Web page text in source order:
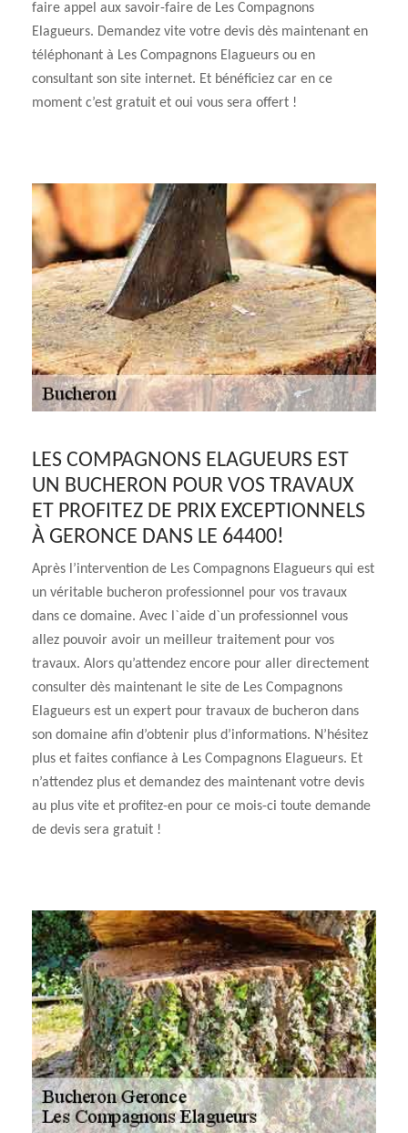
faire appel aux savoir-faire de Les Compagnons
Elagueurs. Demandez vite votre devis dès maintenant en
téléphonant à Les Compagnons Elagueurs ou en
consultant son site internet. Et bénéficiez car en ce
moment c’est gratuit et oui vous sera offert !
LES COMPAGNONS ELAGUEURS EST
UN BUCHERON POUR VOS TRAVAUX
ET PROFITEZ DE PRIX EXCEPTIONNELS
À GERONCE DANS LE 64400!
Après l’intervention de Les Compagnons Elagueurs qui est
un véritable bucheron professionnel pour vos travaux
dans ce domaine. Avec l`aide d`un professionnel vous
allez pouvoir avoir un meilleur traitement pour vos
travaux. Alors qu’attendez encore pour aller directement
consulter dès maintenant le site de Les Compagnons
Elagueurs est un expert pour travaux de bucheron dans
son domaine afin d’obtenir plus d’informations. N’hésitez
plus et faites confiance à Les Compagnons Elagueurs. Et
n’attendez plus et demandez des maintenant votre devis
au plus vite et profitez-en pour ce mois-ci toute demande
de devis sera gratuit !